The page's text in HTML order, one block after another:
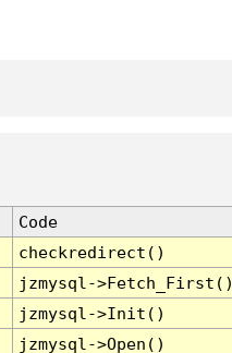
Code
checkredirect()
jzmysql-
jzmysql->Init()
jzmysql->Open()